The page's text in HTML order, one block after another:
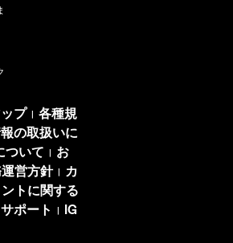
プ | 各種規
の取扱いに
ついて | お
営方針|
カ
トに関する
ポート | IG